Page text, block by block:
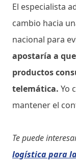
El especialista
cambio hacia
nacional para
apostaría a
productos
telemática. Yo
mantener el
Te puede
logística para